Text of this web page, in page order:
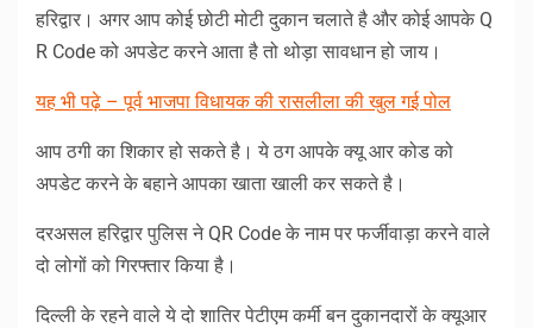
हरिद्वार। अगर आप कोई छोटी मोटी दुकान चलाते है और कोई आपके Q
R Code को अपडेट करने आता है तो थोड़ा सावधान हो जाय।
यह भी पढ़े – पूर्व भाजपा विधायक की रासलीला की खुल गई पोल
आप ठगी का शिकार हो सकते है। ये ठग आपके क्यू आर कोड को
अपडेट करने के बहाने आपका खाता खाली कर सकते है।
दरअसल हरिद्वार पुलिस ने QR Code के नाम पर फर्जीवाड़ा करने वाले
दो लोगों को गिरफ्तार किया है।
दिल्ली के रहने वाले ये दो शातिर पेटीएम कर्मी बन दुकानदारों के क्यूआर